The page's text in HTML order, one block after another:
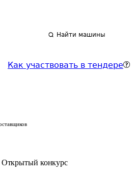
Найти машины
Как участвовать в тендере
Открытый конкурс